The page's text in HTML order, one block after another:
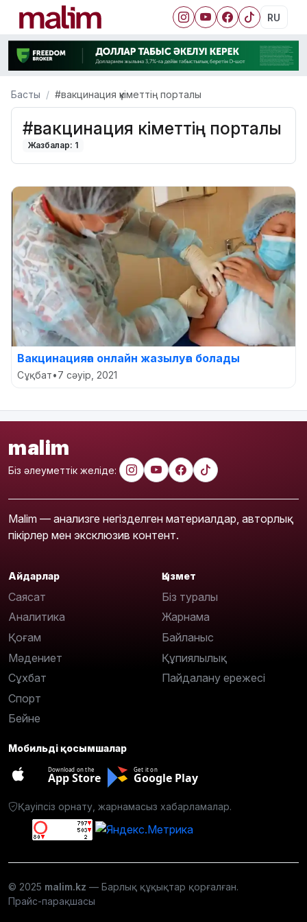
RU
Басты #вакцинация үкіметтің порталы
#вакцинация үкіметтің порталы
Жазбалар: 1
Вакцинацияға онлайн жазылуға болады
Сұқбат•7 сәуір, 2021
malim
Біз әлеуметтік желіде:
Malim — анализге негізделген материалдар, авторлық
пікірлер мен эксклюзив контент.
Айдарлар
Саясат
Аналитика
Қоғам
Мәдениет
Сұхбат
Спорт
Бейне
Қызмет
Біз туралы
Жарнама
Байланыс
Құпиялылық
Пайдалану ережесі
Мобильді қосымшалар
Download on the
App Store
Get it on
Google Play
Қауіпсіз орнату, жарнамасыз хабарламалар.
© 2025 malim.kz — Барлық құқықтар қорғалған.
Прайс-парақшасы